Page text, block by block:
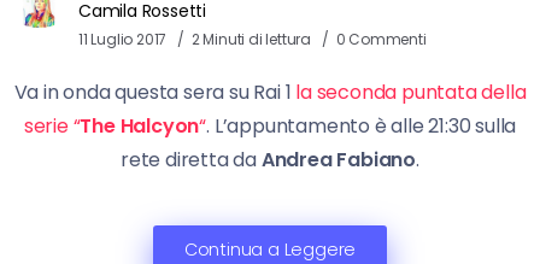
Camila Rossetti
11 Luglio 2017 2 Minuti di lettura 0 Commenti
Va in onda questa sera su Rai 1 la seconda puntata della
serie “The Halcyon“. L’appuntamento è alle 21:30 sulla
rete diretta daAndrea Fabiano.
Continua a Leggere